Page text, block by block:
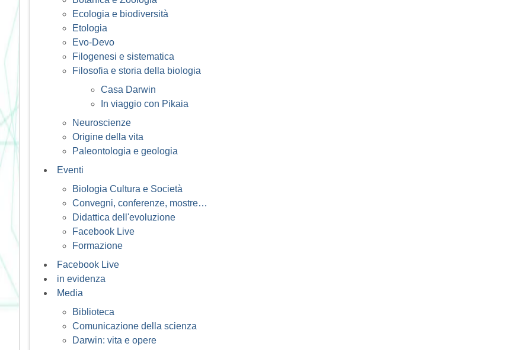
Ecologia e biodiversità
Etologia
Evo-Devo
Filogenesi e sistematica
Filosofia e storia della biologia
Casa Darwin
In viaggio con Pikaia
Neuroscienze
Origine della vita
Paleontologia e geologia
Eventi
Biologia Cultura e Società
Convegni, conferenze, mostre…
Didattica dell'evoluzione
Facebook Live
Formazione
Facebook Live
in evidenza
Media
Biblioteca
Comunicazione della scienza
Darwin: vita e opere